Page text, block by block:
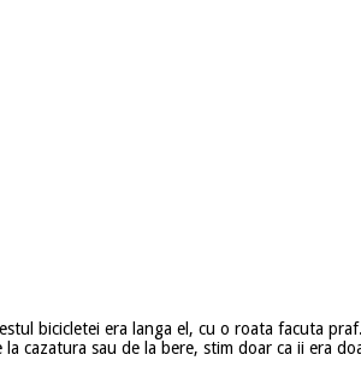
bicicletei era langa el, cu o roata facuta
cazatura sau de la bere, stim doar ca ii era